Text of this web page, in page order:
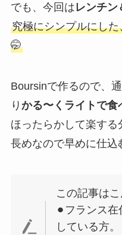
でも、今回はレンチン
究極にシンプルにし
🤭
Boursinで作るので、
り かる〜くライトで
ほったらかして楽す
長めなので早めに仕込
この記事は
⚫︎フランス
している方。